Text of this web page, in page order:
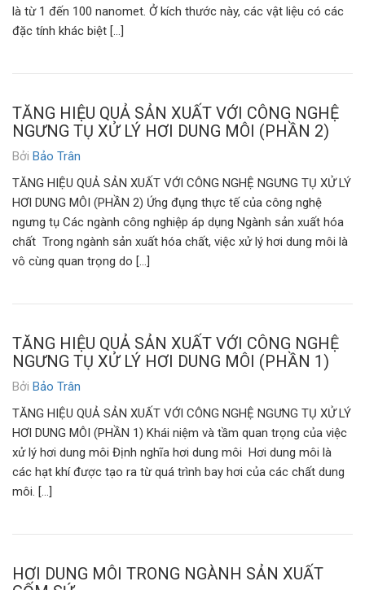
là từ 1 đến 100 nanomet. Ở kích thước này, các vật liệu có các
đặc tính khác biệt […]
TĂNG HIỆU QUẢ SẢN XUẤT VỚI CÔNG NGHỆ
NGƯNG TỤ XỬ LÝ HƠI DUNG MÔI (PHẦN 2)
Bởi Bảo Trân
TĂNG HIỆU QUẢ SẢN XUẤT VỚI CÔNG NGHỆ NGƯNG TỤ XỬ LÝ
HƠI DUNG MÔI (PHẦN 2) Ứng đụng thực tế của công nghệ
ngưng tụ Các ngành công nghiệp áp dụng Ngành sản xuất hóa
chất Trong ngành sản xuất hóa chất, việc xử lý hơi dung môi là
vô cùng quan trọng do […]
TĂNG HIỆU QUẢ SẢN XUẤT VỚI CÔNG NGHỆ
NGƯNG TỤ XỬ LÝ HƠI DUNG MÔI (PHẦN 1)
Bởi Bảo Trân
TĂNG HIỆU QUẢ SẢN XUẤT VỚI CÔNG NGHỆ NGƯNG TỤ XỬ LÝ
HƠI DUNG MÔI (PHẦN 1) Khái niệm và tầm quan trọng của việc
xử lý hơi dung môi Định nghĩa hơi dung môi Hơi dung môi là
các hạt khí được tạo ra từ quá trình bay hơi của các chất dung
môi. […]
HƠI DUNG MÔI TRONG NGÀNH SẢN XUẤT